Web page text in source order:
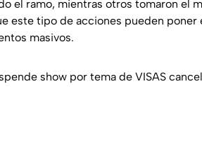
el ramo, mientras otros tomaron el
este tipo de acciones pueden poner
masivos.
show por tema de VISAS